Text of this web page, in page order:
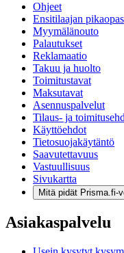
Ohjeet
Ensitilaajan pikaopas
Myymälänouto
Palautukset
Reklamaatio
Takuu ja huolto
Toimitustavat
Maksutavat
Asennuspalvelut
Tilaus- ja
Käyttöehdot
Tietosuojakäytäntö
Saavutettavuus
Vastuullisuus
Sivukartta
Mitä pidät Prisma.fi-
Asiakaspalvelu